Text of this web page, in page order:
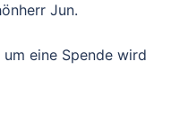
Jun.
eine Spende wird